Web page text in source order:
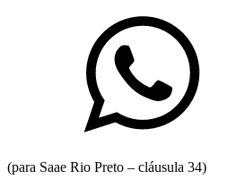
(para Saae Rio Preto – cláusula 34)